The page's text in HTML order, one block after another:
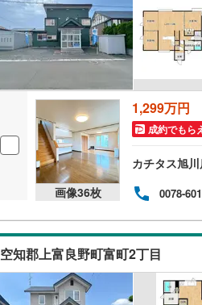
画像36枚
1,299万円
成約でもら
カチタス旭
0078-
空知郡上富良野町富町2丁目
爾志郡
久遠郡
寿都郡
虻田郡真
虻田郡
岩内郡岩
積丹郡
余市郡
空知郡
夕張郡
独立型
販売、価格
即入居可
収納
ウォー
（0）